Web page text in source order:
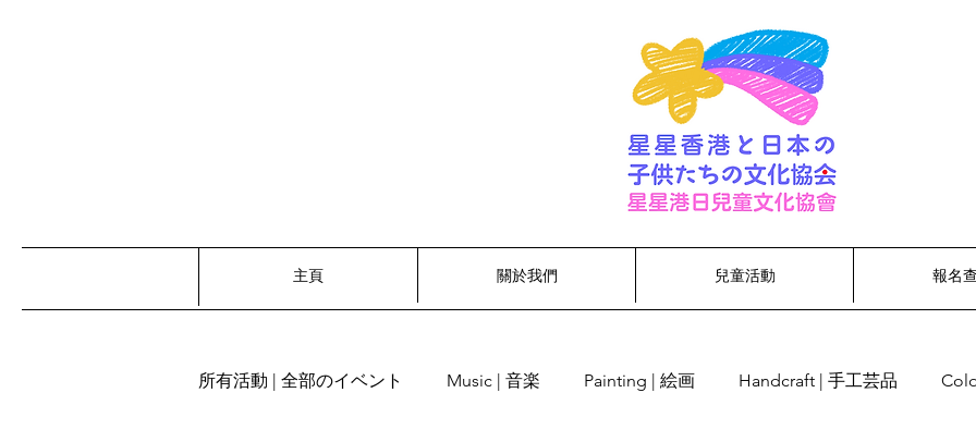
主頁 關於我們 兒童活動 報名
所有活動 | 全部のイベント Music | 音楽 Painting | 絵画 Handcraft | 手工芸品